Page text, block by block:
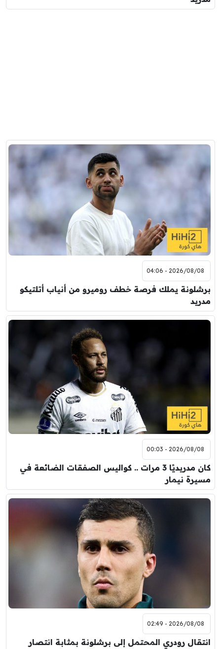
2026/08/08 - 04:06
برشلونة يملك فرصة خطف روميرو من أنياب أتلتيكو
مدريد
2026/08/08 - 00:03
كان مدريديًا 3 مرات .. كواليس الصفقات الضائعة في
مسيرة نيمار
2026/08/08 - 02:49
انتقال رودري المحتمل إلى برشلونة بمثابة انتصار